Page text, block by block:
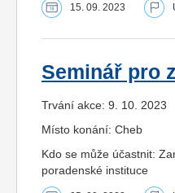
15. 09. 2023
Seminář pro
Trvání akce: 9. 10. 2023
Místo konání: Cheb
Kdo se může účastnit:
poradenské instituce